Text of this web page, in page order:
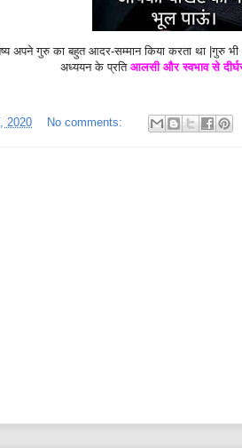
अपने गुरु का बहुत आदर-सम्मान किया करता था |गुरु
अध्ययन के प्रति आलसी और स्वभाव से
2020 No comments: